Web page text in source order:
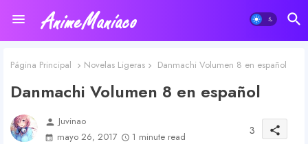
Página Principal Novelas Ligeras Danmachi Volumen 8 en español
Danmachi Volumen 8 en español
person Juvinao
mayo 26, 2017
1 minute read 3 share